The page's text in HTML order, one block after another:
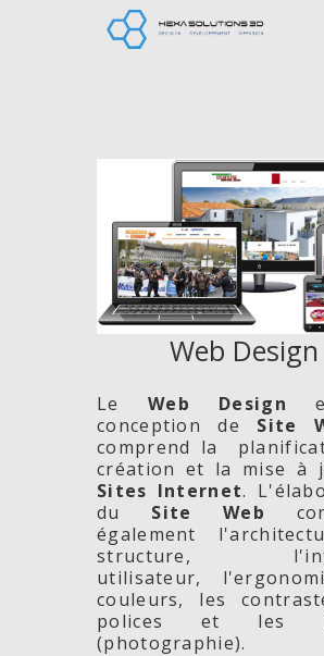
Web Design
Le Web Design
conception de Site
comprend la
création et la mise à
Sites Internet.
du Site Web
également
structure,
utilisateur,
couleurs, les
polices et les
(photographie).